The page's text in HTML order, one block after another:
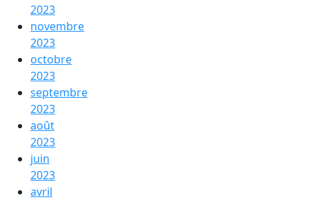
2023
novembre
2023
octobre
2023
septembre
2023
août
2023
juin
2023
avril